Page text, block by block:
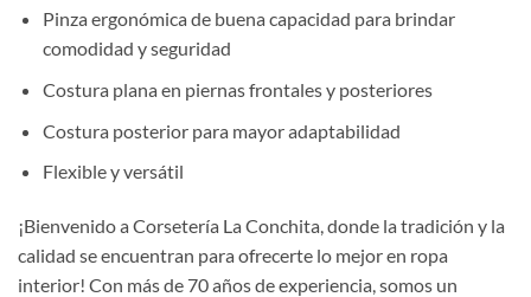
Pinza ergonómica de buena capacidad para brindar
comodidad y seguridad
Costura plana en piernas frontales y posteriores
Costura posterior para mayor adaptabilidad
Flexible y versátil
¡Bienvenido a Corsetería La Conchita, donde la tradición y la
calidad se encuentran para ofrecerte lo mejor en ropa
interior! Con más de 70 años de experiencia, somos un